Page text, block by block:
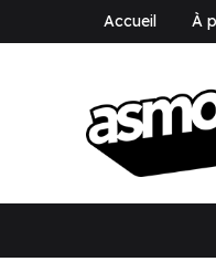
Accueil À